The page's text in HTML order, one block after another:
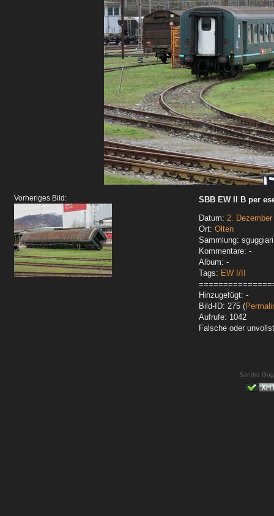
Vorheriges Bild:
SBB EW II B per
Datum: 2. Dezember
Ort: Olten
Sammlung:
Kommentare: -
Album: -
Tags: EW I/II
Hinzugefügt: -
Bild-ID: 275 (
Aufrufe: 1042
Falsche oder
Sandro